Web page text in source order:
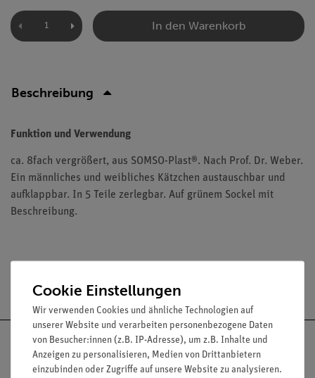
In den Warenkorb
Beschreibung
Funktion und Verwendung
ca. 8fach vergrößert, aus SOMSO-Plast®. Nach Prof. Dr. Weber.
Ein männliches und weibliches Kätzchen austauschbar und
aufklappbar. In 5 Teile zerlegbar. Auf grünem Sockel mit
Beschreibung.
Cookie Einstellungen
Wir verwenden Cookies und ähnliche Technologien auf
unserer Website und verarbeiten personenbezogene Daten
von Besucher:innen (z.B. IP-Adresse), um z.B. Inhalte und
Anzeigen zu personalisieren, Medien von Drittanbietern
einzubinden oder Zugriffe auf unsere Website zu analysieren.